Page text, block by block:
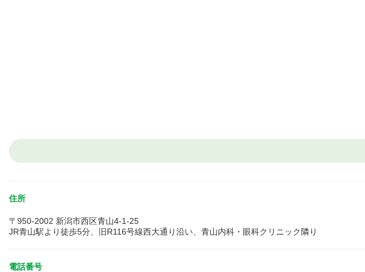
住所
〒950-2002 新潟市西区青山4-1-25
JR青山駅より徒歩5分、旧R116号線西大通り沿い、青山内科・眼科クリニック隣り
電話番号